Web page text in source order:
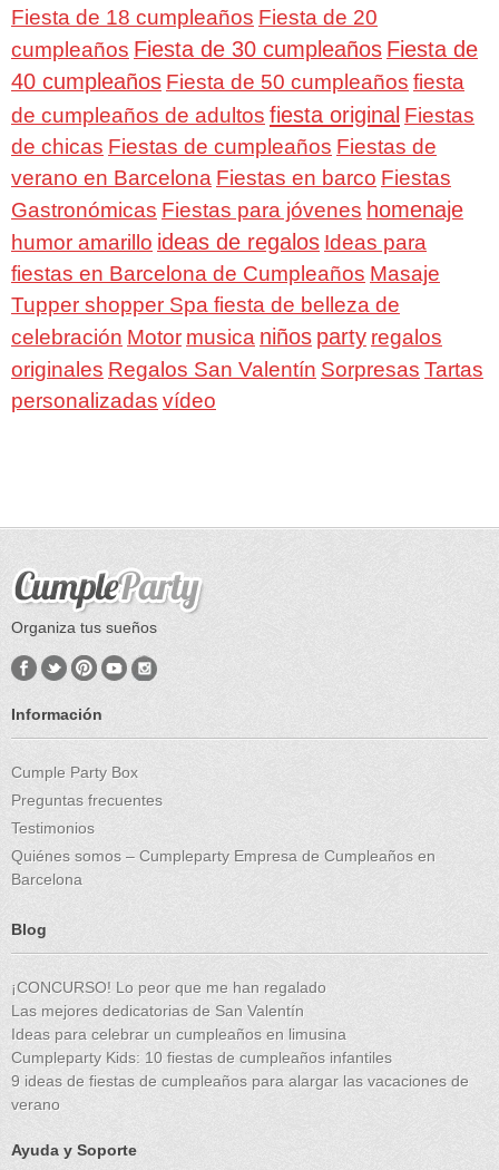
Fiesta de 18 cumpleaños Fiesta de 20
cumpleaños Fiesta de 30 cumpleaños Fiesta de
40 cumpleaños Fiesta de 50 cumpleaños fiesta
de cumpleaños de adultos fiesta original Fiestas
de chicas Fiestas de cumpleaños Fiestas de
verano en Barcelona Fiestas en barco Fiestas
Gastronómicas Fiestas para jóvenes homenaje
humor amarillo ideas de regalos Ideas para
fiestas en Barcelona de Cumpleaños Masaje
Tupper shopper Spa fiesta de belleza de
celebración Motor musica niños party regalos
originales Regalos San Valentín Sorpresas Tartas
personalizadas vídeo
Organiza tus sueños
Información
Cumple Party Box
Preguntas frecuentes
Testimonios
Quiénes somos – Cumpleparty Empresa de Cumpleaños en
Barcelona
Blog
¡CONCURSO! Lo peor que me han regalado
Las mejores dedicatorias de San Valentín
Ideas para celebrar un cumpleaños en limusina
Cumpleparty Kids: 10 fiestas de cumpleaños infantiles
9 ideas de fiestas de cumpleaños para alargar las vacaciones de
verano
Ayuda y Soporte